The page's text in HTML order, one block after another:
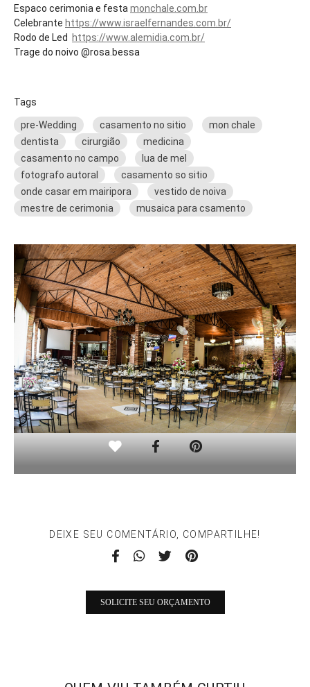
Espaco cerimonia e festa monchale.com.br
Celebrante https://www.israelfernandes.com.br/
Rodo de Led https://www.alemidia.com.br/
Trage do noivo @rosa.bessa
Tags
pre-Wedding casamento no sitio
mon chale
dentista
cirurgião
medicina
casamento no campo
lua de mel
fotografo autoral
casamento so sitio
onde casar em mairipora
vestido de noiva
mestre de cerimonia
musaica para csamento
DEIXE SEU COMENTÁRIO, COMPARTILHE!
SOLICITE SEU ORÇAMENTO